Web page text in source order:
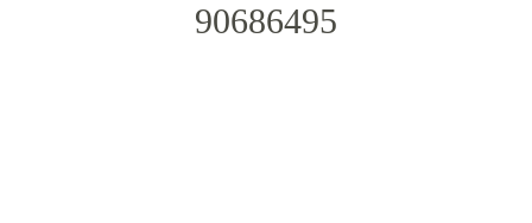
90686495